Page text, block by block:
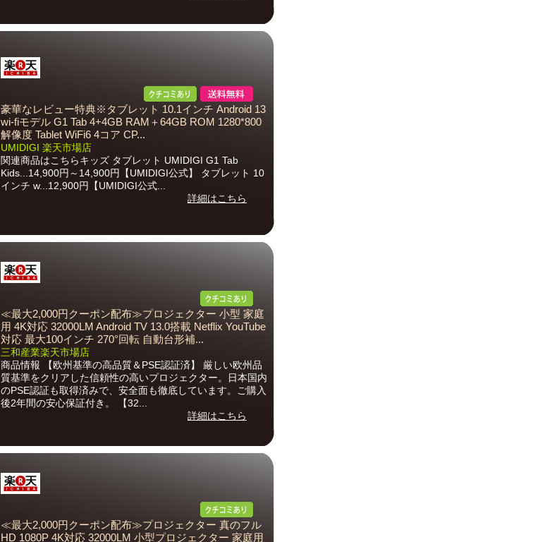
豪華なレビュー特典※タブレット 10.1インチ Android 13
wi-fiモデル G1 Tab 4+4GB RAM＋64GB ROM 1280*800
解像度 Tablet WiFi6 4コア CP...
UMIDIGI 楽天市場店
関連商品はこちらキッズ タブレット UMIDIGI G1 Tab
Kids...14,900円～14,900円【UMIDIGI公式】 タブレット 10
インチ w...12,900円【UMIDIGI公式...
詳細はこちら
≪最大2,000円クーポン配布≫プロジェクター 小型 家庭
用 4K対応 32000LM Android TV 13.0搭載 Netflix YouTube
対応 最大100インチ 270°回転 自動台形補...
三和産業楽天市場店
商品情報 【欧州基準の高品質＆PSE認証済】 厳しい欧州品
質基準をクリアした信頼性の高いプロジェクター。日本国内
のPSE認証も取得済みで、安全面も徹底しています。ご購入
後2年間の安心保証付き。 【32...
詳細はこちら
≪最大2,000円クーポン配布≫プロジェクター 真のフル
HD 1080P 4K対応 32000LM 小型プロジェクター 家庭用